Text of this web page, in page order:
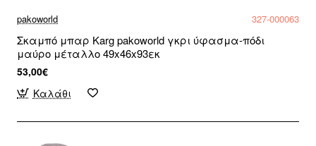
pakoworld 327-000063
Σκαμπό μπαρ Karg pakoworld γκρι ύφασμα-πόδι
μαύρο μέταλλο 49x46x93εκ
53,00€
Καλάθι